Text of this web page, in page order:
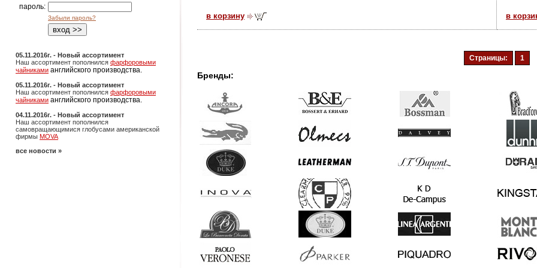
пароль:
Забыли пароль?
05.11.2016г. - Новый ассортимент
Наш ассортимент пополнился фарфоровыми
чайниками английского производства.
05.11.2016г. - Новый ассортимент
Наш ассортимент пополнился фарфоровыми
чайниками английского производства.
04.11.2016г. - Новый ассортимент
Наш ассортимент пополнился
самовращающимися глобусами американской
фирмы MOVA
все новости »
в корзину в
Страницы: 1
Бренды: